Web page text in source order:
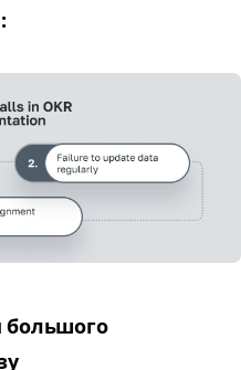
большого